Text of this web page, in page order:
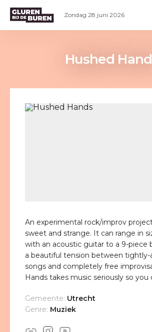
Hushed
An experimental rock/improv
sweet and strange. It can range in
with an acoustic guitar to a 9-piece
a beautiful tension between tightly-
songs and completely free
Hands takes music seriously so you
Gemeente: Utrecht
Genre: Muziek
Zondag 28 juni 2026